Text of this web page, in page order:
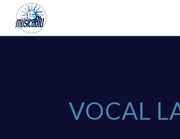
VOCAL